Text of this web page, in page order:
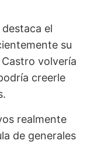
el
su
volvería
creerle
realmente
de generales